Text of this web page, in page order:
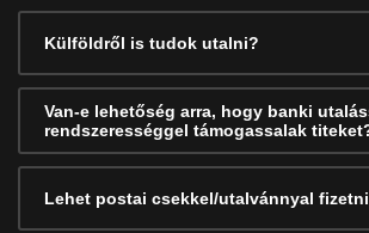
Külföldről is tudok utalni?
Van-e lehetőség arra, hogy banki
rendszerességgel támogassalak
Lehet postai csekkel/utalvánnyal